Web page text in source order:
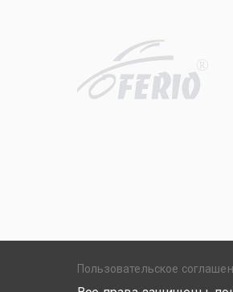
R
Пользовательское